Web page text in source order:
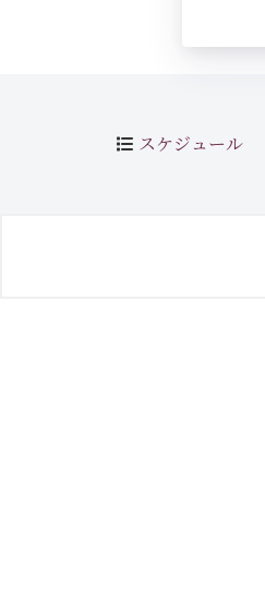
スケジュール